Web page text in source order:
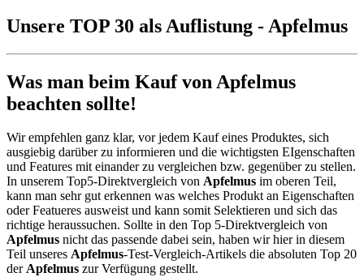
Unsere TOP 30 als Auflistung - Apfelmus
Was man beim Kauf von Apfelmus
beachten sollte!
Wir empfehlen ganz klar, vor jedem Kauf eines Produktes, sich
ausgiebig darüber zu informieren und die wichtigsten EIgenschaften
und Features mit einander zu vergleichen bzw. gegenüber zu stellen.
In unserem Top5-Direktvergleich von Apfelmus im oberen Teil,
kann man sehr gut erkennen was welches Produkt an Eigenschaften
oder Featueres ausweist und kann somit Selektieren und sich das
richtige heraussuchen. Sollte in den Top 5-Direktvergleich von
Apfelmus nicht das passende dabei sein, haben wir hier in diesem
Teil unseres Apfelmus-Test-Vergleich-Artikels die absoluten Top 20
derApfelmus zur Verfügung gestellt.